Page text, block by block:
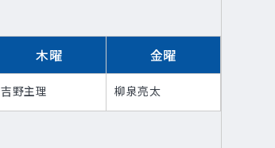
木曜
金曜
吉野主理 柳泉亮太